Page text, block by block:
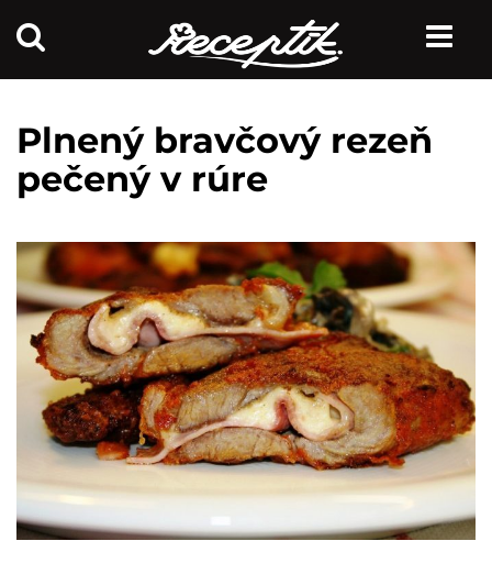
Plnený bravčový rezeň
pečený v rúre